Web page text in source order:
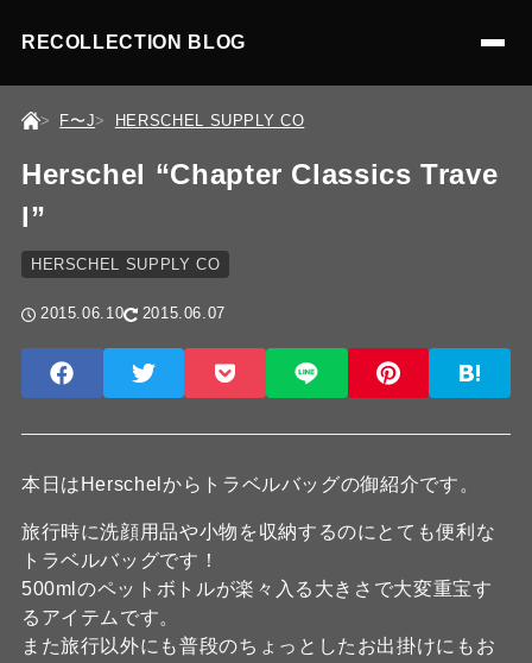
RECOLLECTION BLOG
F〜J HERSCHEL SUPPLY CO
Herschel “Chapter Classics Trave
l”
HERSCHEL SUPPLY CO
2015.06.10 2015.06.07
本日はHerschelからトラベルバッグの御紹介です。
旅行時に洗顔用品や小物を収納するのにとても便利な
トラベルバッグです！
500mlのペットボトルが楽々入る大きさで大変重宝す
るアイテムです。
また旅行以外にも普段のちょっとしたお出掛けにもお